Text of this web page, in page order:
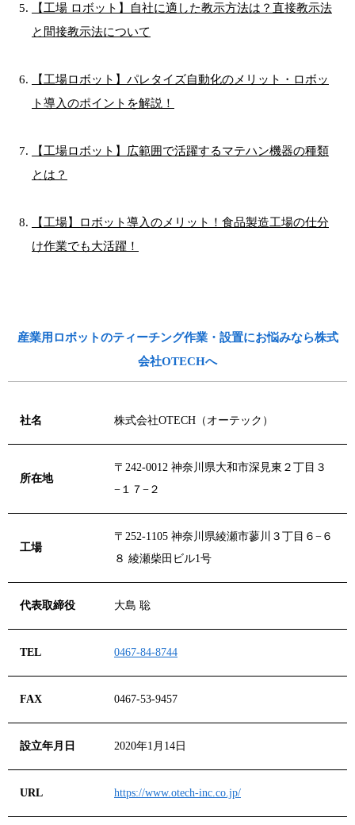
【工場 ロボット】自社に適した教示方法は？直接教示法
と間接教示法について
【工場ロボット】パレタイズ自動化のメリット・ロボッ
ト導入のポイントを解説！
【工場ロボット】広範囲で活躍するマテハン機器の種類
とは？
【工場】ロボット導入のメリット！食品製造工場の仕分
け作業でも大活躍！
産業用ロボットのティーチング作業・設置にお悩みなら株式
会社OTECHへ
社名 株式会社OTECH（オーテック）
所在地
〒242-0012 神奈川県大和市深見東２丁目３
−１７−２
工場
〒252-1105 神奈川県綾瀬市蓼川３丁目６−６
８ 綾瀬柴田ビル1号
代表取締役 大島 聡
TEL 0467-84-8744
FAX 0467-53-9457
設立年月日 2020年1月14日
URL https://www.otech-inc.co.jp/